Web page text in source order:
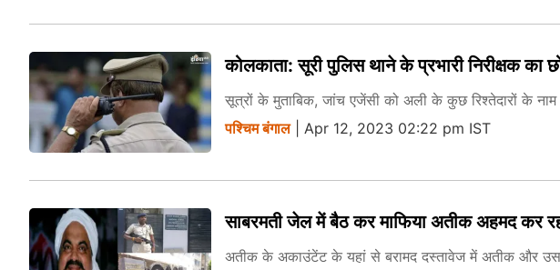
कोलकाता: सूरी पुलिस थाने के प्रभारी निरीक्षक
सूत्रों के मुताबिक, जांच एजेंसी को अली के कुछ रिश्तेदारों के नाम
पश्चिम बंगाल| Apr 12, 2023 02:22 pm IST
साबरमती जेल में बैठ कर माफिया अतीक अहमद कर
अतीक के अकाउंटेंट के यहां से बरामद दस्तावेज में अतीक और